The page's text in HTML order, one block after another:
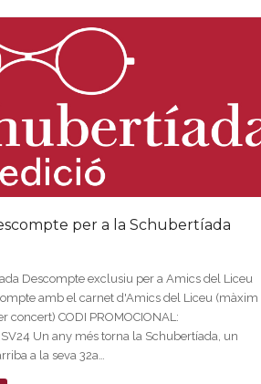
per a la Schubertíada
Descompte exclusiu per a Amics del Liceu
amb el carnet d'Amics del Liceu (màxim
concert) CODI PROMOCIONAL:
Un any més torna la Schubertíada, un
a la seva 32a…